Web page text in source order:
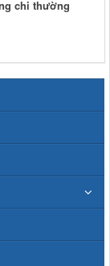
chi thường